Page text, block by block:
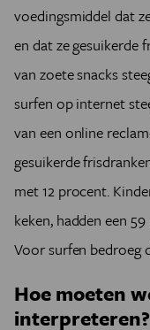
voedingsmiddel dat
en dat ze gesuikerde
van zoete snacks
surfen op internet
van een online
gesuikerde
met 12 procent.
keken, hadden een
Voor surfen bedroeg
Hoe moeten
interpreteren?